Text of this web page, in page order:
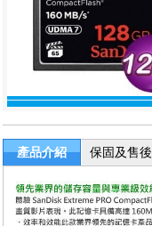
產品介紹
保固及售後